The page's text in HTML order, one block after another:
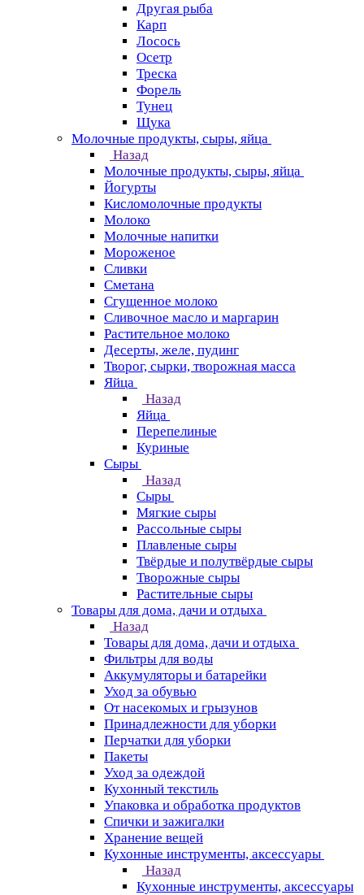
Другая рыба
Карп
Лосось
Осетр
Треска
Форель
Тунец
Щука
Молочные продукты, сыры, яйца
Назад
Молочные продукты, сыры, яйца
Йогурты
Кисломолочные продукты
Молоко
Молочные напитки
Мороженое
Сливки
Сметана
Сгущенное молоко
Сливочное масло и маргарин
Растительное молоко
Десерты, желе, пудинг
Творог, сырки, творожная масса
Яйца
Назад
Яйца
Перепелиные
Куриные
Сыры
Назад
Сыры
Мягкие сыры
Рассольные сыры
Плавленые сыры
Твёрдые и полутвёрдые сыры
Творожные сыры
Растительные сыры
Товары для дома, дачи и отдыха
Назад
Товары для дома, дачи и отдыха
Фильтры для воды
Аккумуляторы и батарейки
Уход за обувью
От насекомых и грызунов
Принадлежности для уборки
Перчатки для уборки
Пакеты
Уход за одеждой
Кухонный текстиль
Упаковка и обработка продуктов
Спички и зажигалки
Хранение вещей
Кухонные инструменты, аксессуары
Назад
Кухонные инструменты, аксессуары